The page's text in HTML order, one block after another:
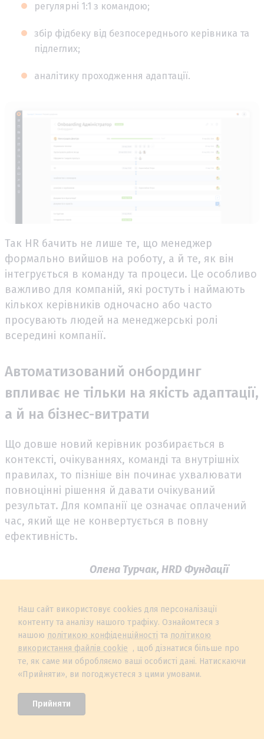
регулярні 1:1 з командою;
збір фідбеку від безпосереднього керівника та
підлеглих;
аналітику проходження адаптації.
Так HR бачить не лише те, що менеджер
формально вийшов на роботу, а й те, як він
інтегрується в команду та процеси. Це особливо
важливо для компаній, які ростуть і наймають
кількох керівників одночасно або часто
просувають людей на менеджерські ролі
всередині компанії.
Автоматизований онбординг
впливає не тільки на якість адаптації,
а й на бізнес-витрати
Що довше новий керівник розбирається в
контексті, очікуваннях, команді та внутрішніх
правилах, то пізніше він починає ухвалювати
повноцінні рішення й давати очікуваний
результат. Для компанії це означає оплачений
час, який ще не конвертується в повну
ефективність.
Олена Турчак, HRD Фундації
«Час до ефективності
працівника — це гроші. Поки
компанія платить людині, а
вона ще не виконує 100% своєї
роботи, бізнес втрачає гроші.
Наш сайт використовує cookies для персоналізації
контенту та аналізу нашого трафіку. Ознайомтеся з
нашою політикою конфіденційності та політикою
використання файлів cookie , щоб дізнатися більше про
те, як саме ми обробляємо ваші особисті дані. Натискаючи
«Прийняти», ви погоджуєтеся з цими умовами.
Прийняти